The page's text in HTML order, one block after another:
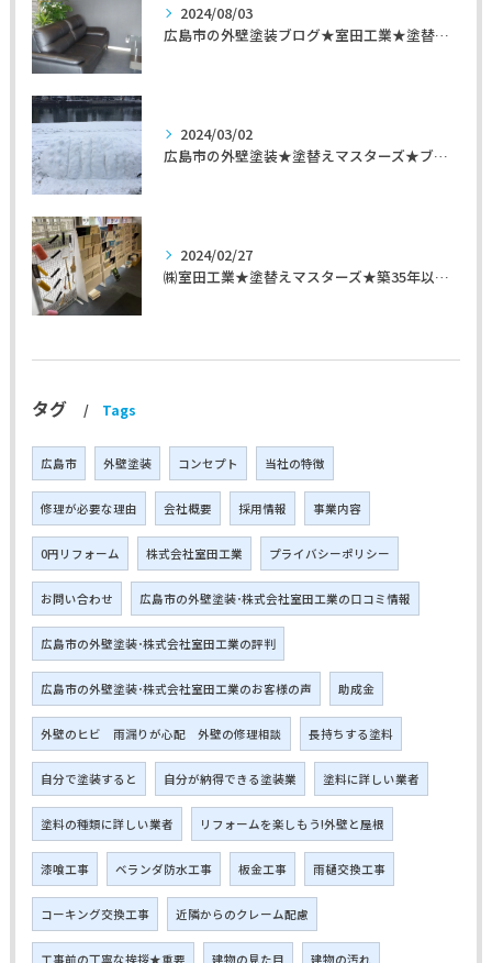
2024/08/03
広島市の外壁塗装ブログ★室田工業★塗替えマスターズ★外壁リフォーム
2024/03/02
広島市の外壁塗装★塗替えマスターズ★ブログ「初めて家を手入れするのに」
2024/02/27
㈱室田工業★塗替えマスターズ★築35年以上のお宅の施工事例
タグ Tags
広島市 外壁塗装 コンセプト 当社の特徴
修理が必要な理由 会社概要 採用情報 事業内容
0円リフォーム 株式会社室田工業 プライバシーポリシー
お問い合わせ 広島市の外壁塗装･株式会社室田工業の口コミ情報
広島市の外壁塗装･株式会社室田工業の評判
広島市の外壁塗装･株式会社室田工業のお客様の声 助成金
外壁のヒビ 雨漏りが心配 外壁の修理相談 長持ちする塗料
自分で塗装すると 自分が納得できる塗装業 塗料に詳しい業者
塗料の種類に詳しい業者 リフォームを楽しもう!外壁と屋根
漆喰工事 ベランダ防水工事 板金工事 雨樋交換工事
コーキング交換工事 近隣からのクレーム配慮
工事前の丁寧な挨拶★重要 建物の見た目 建物の汚れ